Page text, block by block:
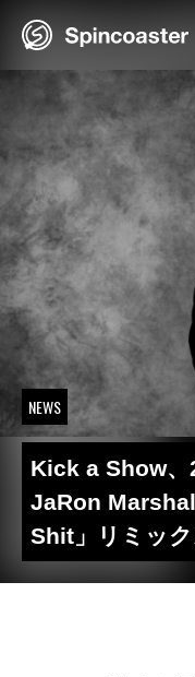
NEWS
Kick a Show
JaRon
Shit」リミッ